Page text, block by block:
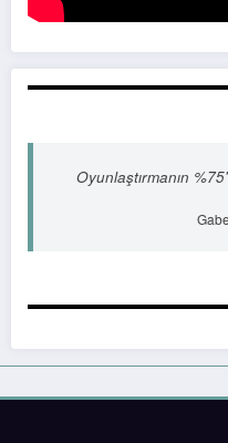
Oyunlaştırmanın